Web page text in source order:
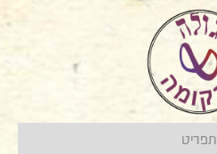
תפריט